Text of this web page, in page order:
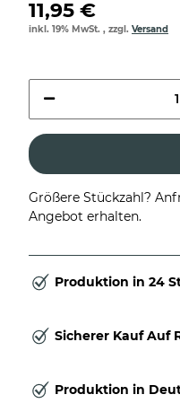
11,95 €
inkl. 19% MwSt. , zzgl. Versand
Größere Stückzahl?
Angebot erhalten.
Produktion in 24
Sicherer Kauf Auf
Produktion in